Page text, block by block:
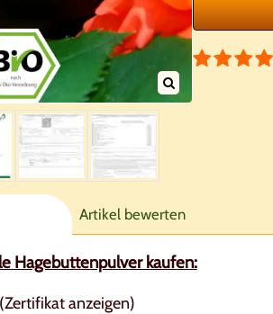
Artikel bewerten
Hagebuttenpulver kaufen:
anzeigen)